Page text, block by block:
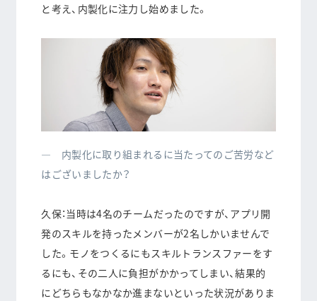
と考え、内製化に注力し始めました。
― 内製化に取り組まれるに当たってのご苦労など
はございましたか？
久保：当時は4名のチームだったのですが、アプリ開
発のスキルを持ったメンバーが2名しかいませんで
した。モノをつくるにもスキルトランスファーをす
るにも、その二人に負担がかかってしまい、結果的
にどちらもなかなか進まないといった状況がありま